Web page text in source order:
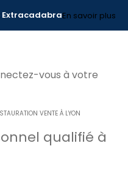
ExtracadabraEn savoir plus
vous à votre
VENTE À LYON
qualifié à